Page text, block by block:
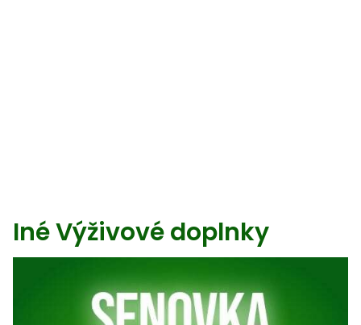
Iné Výživové doplnky